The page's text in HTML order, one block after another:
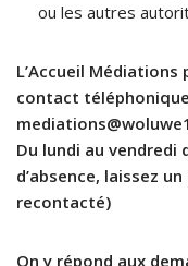
ou les autres
L’Accueil
contact
Du lundi au vendredi
d’absence, laissez
recontacté)
On y répond aux